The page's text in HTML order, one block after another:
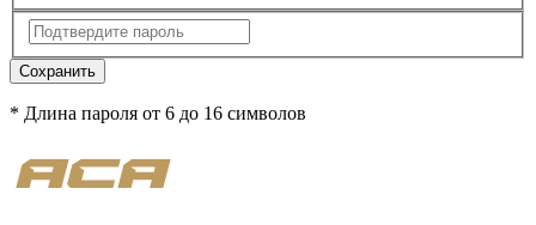
Сохранить
* Длина пароля от 6 до 16 символов